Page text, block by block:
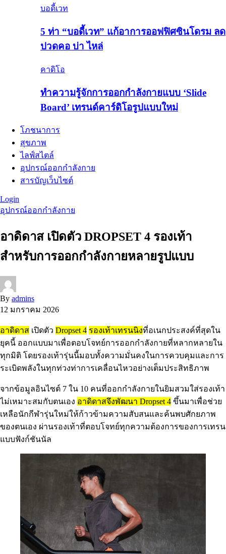
บอดี้เวท
5 ท่า “บอดี้เวท” แก้อาการออฟฟิศซินโดรม ลด
ปวดคอ บ่า ไหล่
คาดิโอ
ทำความรู้จักการออกกำลังกายแบบ ‘Slide
Board’ เทรนด์คาร์ดิโอรูปแบบใหม่
โภชนาการ
สุขภาพ
ไลฟ์สไตล์
อุปกรณ์ออกกำลังกาย
สารบัญเว็บไซต์
Login
อุปกรณ์ออกกำลังกาย
อาดิดาส เปิดตัว DROPSET 4 รองเท้า
สำหรับการออกกำลังกายหลายรูปแบบ
By admins
12 มกราคม 2026
อาดิดาส เปิดตัว Dropset 4 รองเท้าเทรนนิงที่อเนกประสงค์ที่สุดใน
ยุคนี้ ออกแบบมาเพื่อตอบโจทย์การออกกำลังกายที่หลากหลายใน
ทุกมิติ โดยรองเท้ารุ่นนี้มอบทั้งความมั่นคงในการควบคุมและการ
ระเบิดพลังในทุกท่วงท่าการเคลื่อนไหวอย่างเต็มประสิทธิภาพ
จากข้อมูลอินไซต์ 7 ใน 10 คนที่ออกกำลังกายในยิมสวมใส่รองเท้า
ไม่เหมาะสมกับตนเอง อาดิดาสจึงพัฒนา Dropset 4 ขึ้นมาเพื่อช่วย
เหลือนักกีฬารุ่นใหม่ให้ก้าวข้ามความสับสนและค้นพบศักยภาพ
ของตนเอง ผ่านรองเท้าที่ตอบโจทย์ทุกความต้องการของการเทรน
แบบฟังก์ชันนัล